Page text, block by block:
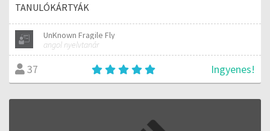
TANULÓKÁRTYÁK
UnKnown Fragile Fly
angol nyelvtanár
37 Ingyenes!